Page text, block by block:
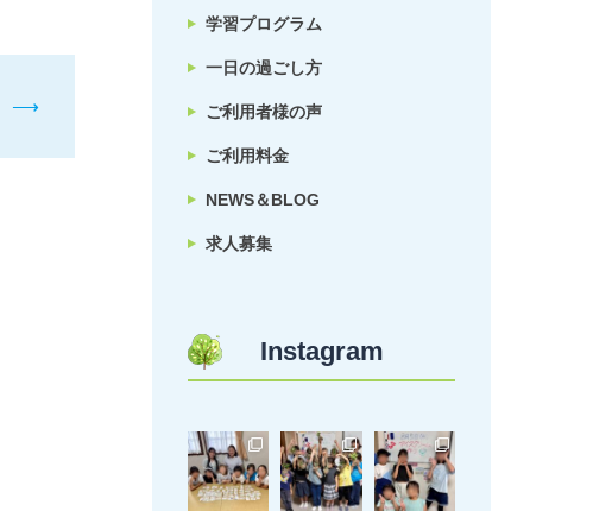
⟶
学習プログラム
一日の過ごし方
ご利用者様の声
ご利用料金
NEWS＆BLOG
求人募集
Instagram